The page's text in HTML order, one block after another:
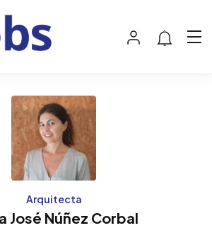
Arquitecta
José Núñez Corbal